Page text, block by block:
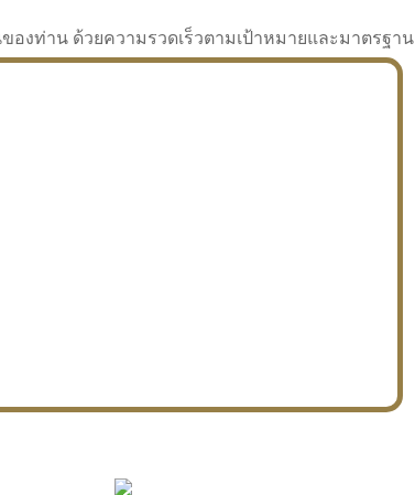
งท่าน ด้วยความรวดเร็วตามเป้าหมายและมาตรฐาน